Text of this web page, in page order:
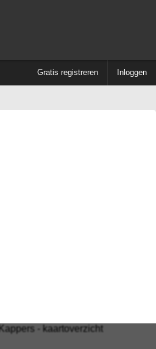
Gratis registreren Inloggen